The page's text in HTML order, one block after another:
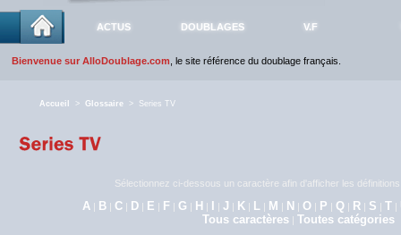
ACTUS DOUBLAGES V.F
Bienvenue sur AlloDoublage.com , le site référence du doublage français.
Accueil > Glossaire > Series TV
Sélectionnez ci-dessous un caractère afin d'afficher les
A | B | C | D | E | F | G | H | I |J | K | L | M | N | O | P | Q | R | S | T |
Tous caractères | Toutes catégories